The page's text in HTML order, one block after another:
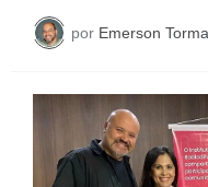
por Emerson